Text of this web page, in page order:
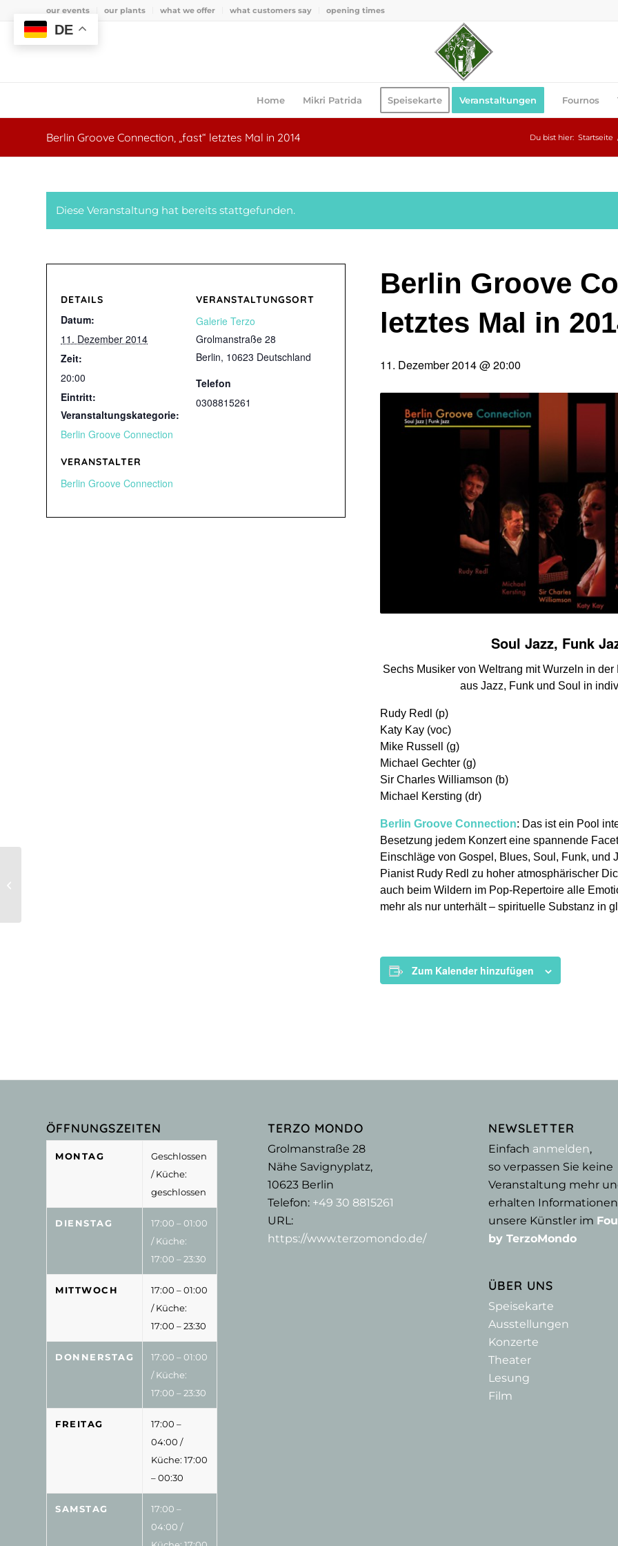
our events our plants what we offer what customers say opening times
Home Mikri Patrida Speisekarte Veranstaltungen Fournos
Berlin Groove Connection, „fast“ letztes Mal in 2014 Du bist hier: Startseite
Diese Veranstaltung hat bereits stattgefunden.
Berlin Groove
letztes Mal in
11. Dezember 2014 @ 20:00
Soul Jazz, Funk
Sechs Musiker von Weltrang mit Wurzeln in
aus Jazz, Funk und Soul in
Rudy Redl (p)
Katy Kay (voc)
Mike Russell (g)
Michael Gechter (g)
Sir Charles Williamson (b)
Michael Kersting (dr)
Berlin Groove Connection: Das ist ein Pool
Besetzung jedem Konzert eine spannende
Einschläge von Gospel, Blues, Soul, Funk, und
Pianist Rudy Redl zu hoher atmosphärischer
auch beim Wildern im Pop-Repertoire alle
mehr als nur unterhält – spirituelle Substanz in
Zum Kalender hinzufügen
DETAILS
Datum:
11. Dezember 2014
Zeit:
20:00
Eintritt:
Veranstaltungskategorie:
Berlin Groove Connection
VERANSTALTUNGSORT
Galerie Terzo
Grolmanstraße 28
Berlin, 10623 Deutschland
Telefon
0308815261
VERANSTALTER
Berlin Groove Connection
ÖFFNUNGSZEITEN
MONTAG
Geschlossen
/ Küche:
geschlossen
DIENSTAG
17:00 – 01:00
/ Küche:
17:00 – 23:30
MITTWOCH
17:00 – 01:00
/ Küche:
17:00 – 23:30
DONNERSTAG
17:00 – 01:00
/ Küche:
17:00 – 23:30
FREITAG
17:00 –
04:00 /
Küche: 17:00
– 00:30
SAMSTAG
17:00 –
04:00 /
TERZO MONDO
Grolmanstraße 28
Nähe Savignyplatz,
10623Berlin
Telefon: +49 30 8815261
URL:
https://www.terzomondo.de/
NEWSLETTER
Einfach anmelden,
so verpassen Sie keine
Veranstaltung mehr
erhalten
unsere Künstler im
by TerzoMondo
ÜBER UNS
Speisekarte
Ausstellungen
Konzerte
Theater
Lesung
Film
DE